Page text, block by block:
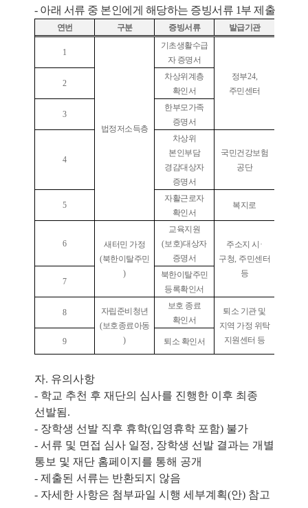
- 아래 서류 중 본인에게 해당하는 증빙서류 1부 제출
연번 구분 증빙서류 발급기관
1
법정저소득층
기초생활수급
자 증명서
정부24,
주민센터
2
차상위계층
확인서
3
한부모가족
증명서
4
차상위
본인부담
경감대상자
증명서
국민건강보험
공단
5
자활근로자
확인서
복지로
6
새터민 가정
(북한이탈주민
)
교육지원
(보호)대상자
증명서
주소지 시 ·
구청, 주민센터
등
7
북한이탈주민
등록확인서
8
자립준비청년
(보호종료아동
)
보호 종료
확인서
퇴소 기관 및
지역 가정 위탁
지원센터 등
9 퇴소 확인서
자. 유의사항
- 학교 추천 후 재단의 심사를 진행한 이후 최종
선발됨.
- 장학생 선발 직후 휴학(입영휴학 포함) 불가
- 서류 및 면접 심사 일정, 장학생 선발 결과는 개별
통보 및 재단 홈페이지를 통해 공개
- 제출된 서류는 반환되지 않음
- 자세한 사항은 첨부파일 시행 세부계획(안) 참고